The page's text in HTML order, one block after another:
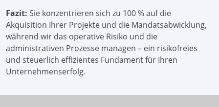
Fazit: Sie konzentrieren sich zu 100 % auf die
Akquisition Ihrer Projekte und die Mandatsabwicklung,
während wir das operative Risiko und die
administrativen Prozesse managen – ein risikofreies
und steuerlich effizientes Fundament für Ihren
Unternehmenserfolg.